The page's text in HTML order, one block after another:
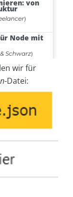
wir für
-Datei: